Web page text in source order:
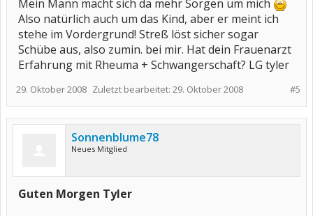
Mein Mann macht sich da mehr Sorgen um mich
Also natürlich auch um das Kind, aber er meint ich
stehe im Vordergrund! Streß löst sicher sogar
Schübe aus, also zumin. bei mir. Hat dein Frauenarzt
Erfahrung mit Rheuma + Schwangerschaft? LG tyler
#5
29. Oktober 2008 Zuletzt bearbeitet: 29. Oktober 2008
Sonnenblume78
Neues Mitglied
Guten Morgen Tyler